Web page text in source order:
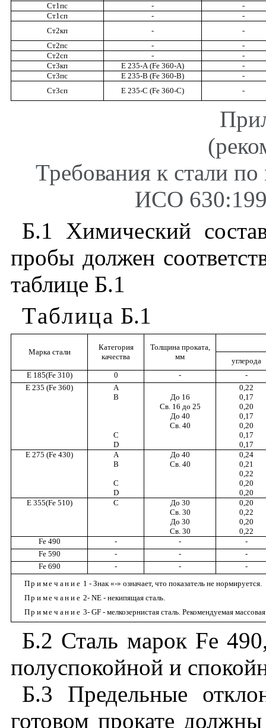
Ст1пс
-
-
Ст1 сп -
-
Ст2кп -
-
Ст2пс -
-
Ст2сп -
-
Ст3кп
Е 235-А (Fe 360-A)
-
Ст3пс
Е 235-В (Fe 360-B)
-
Ст3сп
Е 235-С (Fe 360-C) -
Требования к стали
ИСО
Б.1 Химический
пробы должен
таблице Б.1
Таблица Б.1
Марка стали
Категория
качества
Толщина проката
мм
углерода
E 185(Fe 310) 0 -
-
Е 235 (Fe 360) А
0,22
В
До 16
0,17
Св. 16 до 25
0,20
До 40
0,17
Св. 40
0,20
С
0,17
D
0,17
Е 275 (Fe 430) А До 40
0,24
В
Св. 40
0,21
0,22
С
0,20
D
0,20
E 355(Fe 510)
С До 30
0,20
Св. 30
0,22
До 30
0,20
Св. 30
0,22
Fe 490
- -
-
Fe 590
- -
-
Fe 690
- -
-
Примечание 1 - Знак «-» означает,что показатель не нормируется
Примечание 2-NE - некипящая сталь
Примечание 3-GF - мелкозернистая сталь. Рекомендуемая массовая
Б.2 Сталь марок Fe
полуспокойной и
Б.3 Предельные
готовом прокате должны